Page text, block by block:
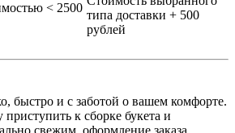
< 2500
типа доставки + 500
рублей
быстро и с заботой о вашем комфорте.
к сборке букета и